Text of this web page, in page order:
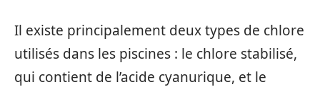
Il existe principalement deux types de chlore
utilisés dans les piscines : le chlore stabilisé,
qui contient de l’acide cyanurique, et le